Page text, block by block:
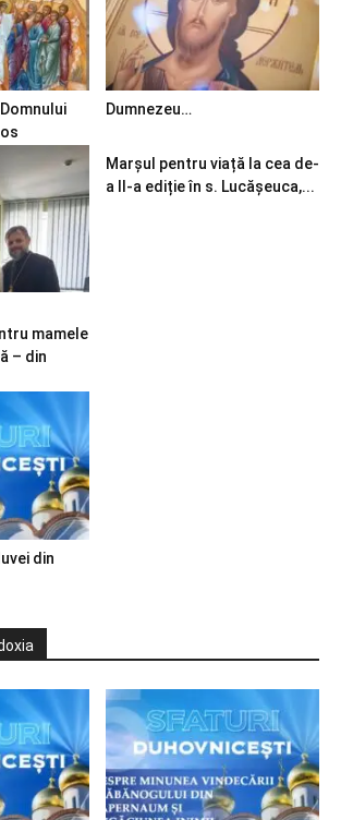
Dumnezeu…
mamele
– din
Marșul pentru viață la cea de-
a II-a ediție în s. Lucășeuca,...
din